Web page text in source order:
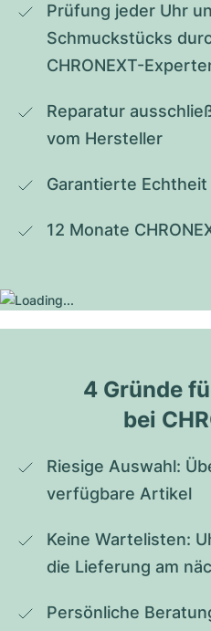
Prüfung jeder Uhr
Schmuckstücks
CHRONEXT-
Reparatur
vom Hersteller
Garantierte Echtheit
12 Monate
4 Gründe
bei
Riesige Auswahl:
verfügbare Artikel
Keine Wartelisten:
die Lieferung am
Persönliche